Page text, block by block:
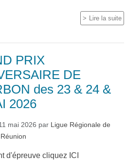
Lire la suite
PRIX
DE
des 23 & 24 &
2026
mai 2026 par Ligue Régionale de
d'épreuve cliquez ICI